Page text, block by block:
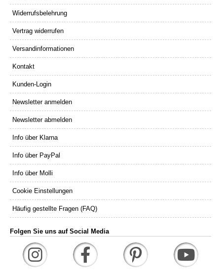
Widerrufsbelehrung
Vertrag widerrufen
Versandinformationen
Kontakt
Kunden-Login
Newsletter anmelden
Newsletter abmelden
Info über Klarna
Info über PayPal
Info über Molli
Cookie Einstellungen
Häufig gestellte Fragen (FAQ)
Folgen Sie uns auf Social Media